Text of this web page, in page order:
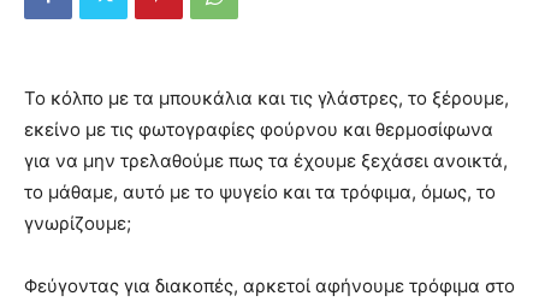
Το κόλπο με τα μπουκάλια και τις γλάστρες, το ξέρουμε,
εκείνο με τις φωτογραφίες φούρνου και θερμοσίφωνα
για να μην τρελαθούμε πως τα έχουμε ξεχάσει ανοικτά,
το μάθαμε, αυτό με το ψυγείο και τα τρόφιμα, όμως, το
γνωρίζουμε;
Φεύγοντας για διακοπές, αρκετοί αφήνουμε τρόφιμα στο